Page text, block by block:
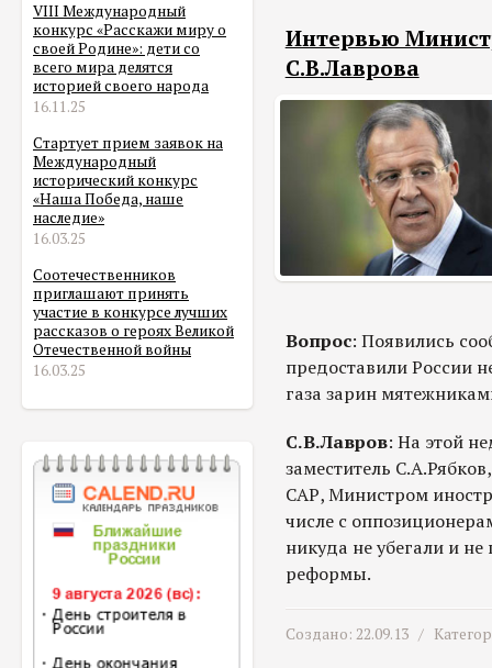
VIII Международный
конкурс «Расскажи миру о
своей Родине»: дети со
всего мира делятся
историей своего народа
16.11.25
Стартует прием заявок на
Международный
исторический конкурс
«Наша Победа, наше
наследие»
16.03.25
Соотечественников
приглашают принять
участие в конкурсе лучших
рассказов о героях Великой
Отечественной войны
16.03.25
Интервью
С.В.Лаврова
Вопрос: Появились
предоставили России
газа зарин
С.В.Лавров: На этой
заместитель
САР, Министром
числе с
никуда не убегали и
реформы.
Создано: 22.09.13 /